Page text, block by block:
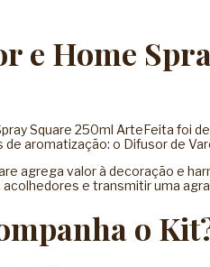
e Home
Square 250ml ArteFeita foi
aromatização: o Difusor de
agrega valor à decoração e
e transmitir uma
o